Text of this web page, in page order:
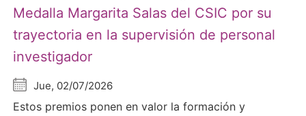
Medalla Margarita Salas del CSIC por su
trayectoria en la supervisión de personal
investigador
Jue, 02/07/2026
Estos premios ponen en valor la formación y